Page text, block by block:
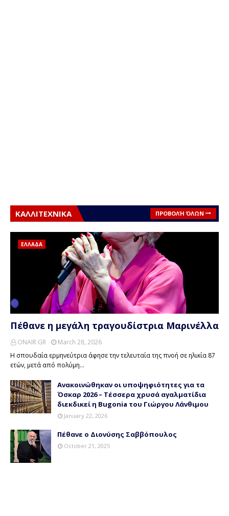
ΚΑΛΛΙΤΕΧΝΙΚΑ ΠΡΟΒΟΛΉ ΌΛΩΝ
ΕΛΛΑΔΑ
Πέθανε η μεγάλη τραγουδίστρια Μαρινέλλα
ONAIR GR
March 28, 2026
Η σπουδαία ερμηνεύτρια άφησε την τελευταία της πνοή σε ηλικία 87
ετών, μετά από πολύμη…
Ανακοινώθηκαν οι υποψηφιότητες για τα
Όσκαρ 2026 – Τέσσερα χρυσά αγαλματίδια
διεκδικεί η Bugonia του Γιώργου Λάνθιμου
January 22, 2026
Πέθανε ο Διονύσης Σαββόπουλος
October 21, 2025